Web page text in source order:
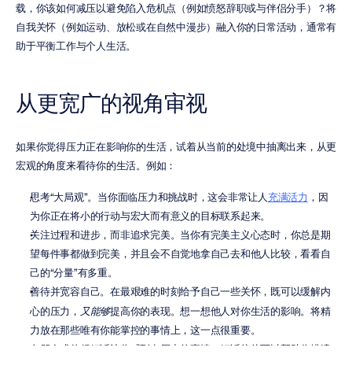
载，你该如何减压以避免陷入危机点（例如愤怒辞职或与伴侣分手）？将
自我关怀（例如运动、放松或在自然中漫步）融入你的日常活动，通常有
助于平衡工作与个人生活。
从更宽广的视角审视
如果你觉得压力正在影响你的生活，试着从当前的处境中抽离出来，从更
宏观的角度来看待你的生活。例如：
思考“大局观”。当你面临压力和挑战时，这会非常让人充满活力 ，因
为你正在将小的行动与宏大而有意义的目标联系起来。
关注过程和进步，而非追求完美。当你有完美主义心态时，你总是期
望每件事都做到完美，并且会不自觉地拿自己去和他人比较，看看自
己的“分量”有多重。
善待并宽容自己。在最艰难的时刻给予自己一些关怀，既可以缓解内
心的压力， 又能够提高你的表现。想一想他人对你生活的影响。将精
力放在那些唯有你能掌控的事情上，这一点很重要。
向朋友或伴侣倾诉让你感到有压力的事情。倾诉往往可以帮助你排遣